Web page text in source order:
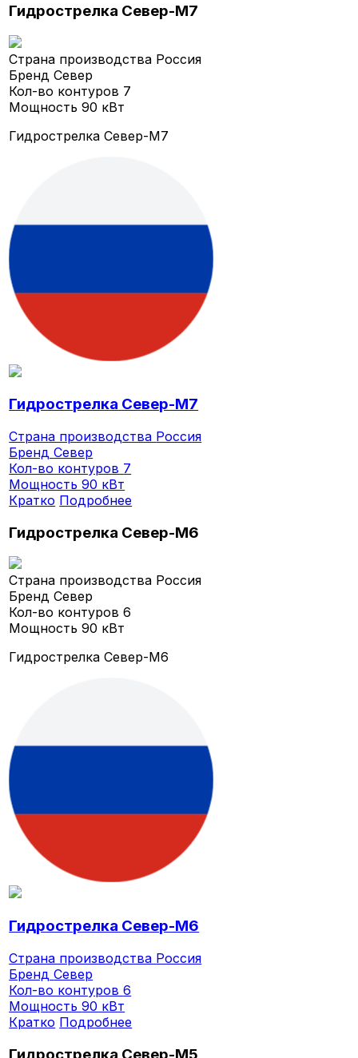
Гидрострелка Север-M7
Страна производства Россия
БрендСевер
Кол-во контуров 7
Мощность90 кВт
Гидрострелка Север-M7
Гидрострелка Север-M7
Страна производства Россия
БрендСевер
Кол-во контуров 7
Мощность90 кВт
Кратко Подробнее
Гидрострелка Север-M6
Страна производства Россия
БрендСевер
Кол-во контуров6
Мощность90 кВт
Гидрострелка Север-M6
Гидрострелка Север-M6
Страна производства Россия
БрендСевер
Кол-во контуров6
Мощность90 кВт
Кратко Подробнее
Гидрострелка Север-M5